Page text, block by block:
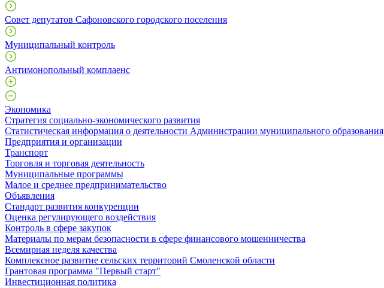
Совет депутатов Сафоновского городского поселения
Муниципальный контроль
Антимонопольный комплаенс
Экономика
Стратегия социально-экономического развития
Статистическая информация о деятельности Администрации муниципального образования
Предприятия и организации
Транспорт
Торговля и торговая деятельность
Муниципальные программы
Малое и среднее предпринимательство
Объявления
Стандарт развития конкуренции
Оценка регулирующего воздействия
Контроль в сфере закупок
Материалы по мерам безопасности в сфере финансового мошенничества
Всемирная неделя качества
Комплексное развитие сельских территорий Смоленской области
Грантовая программа "Первый старт"
Инвестиционная политика